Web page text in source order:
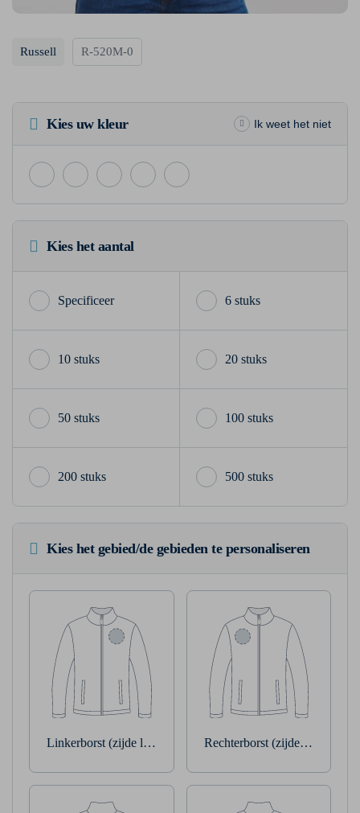
Russell R-520M-0
Kies uw kleur Ik weet het niet
Kies het aantal
6 stuks
10 stuks 20 stuks
50 stuks 100 stuks
200 stuks 500 stuks
Kies het gebied/de gebieden te personaliseren
Linkerborst (zijde linkerarm) Rechterborst (zijde